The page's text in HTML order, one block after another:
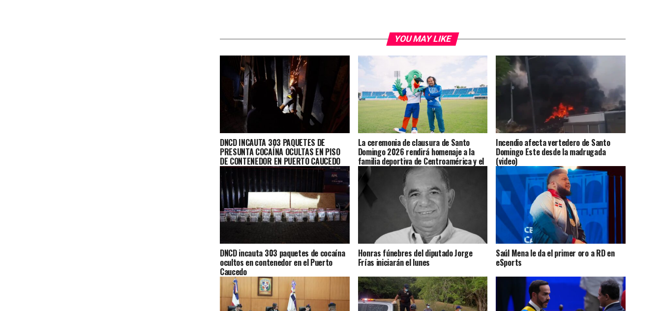
YOU MAY LIKE
DNCD INCAUTA 303 PAQUETES DE
PRESUNTA COCAÍNA OCULTAS EN PISO
DE CONTENEDOR EN PUERTO CAUCEDO
La ceremonia de clausura de Santo
Domingo 2026 rendirá homenaje a la
familia deportiva de Centroamérica y el
Caribe
Incendio afecta vertedero de Santo
Domingo Este desde la madrugada
(video)
DNCD incauta 303 paquetes de cocaína
ocultos en contenedor en el Puerto
Caucedo
Honras fúnebres del diputado Jorge
Frías iniciarán el lunes
Saúl Mena le da el primer oro a RD en
eSports